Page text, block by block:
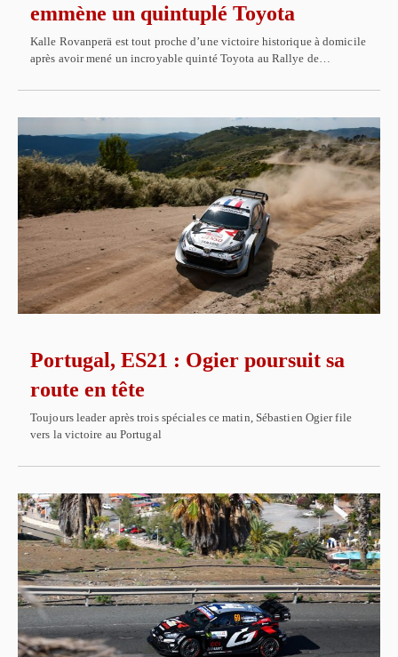
emmène un quintuplé Toyota
Kalle Rovanperä est tout proche d’une victoire historique à domicile
après avoir mené un incroyable quinté Toyota au Rallye de…
Portugal, ES21 : Ogier poursuit sa
route en tête
Toujours leader après trois spéciales ce matin, Sébastien Ogier file
vers la victoire au Portugal